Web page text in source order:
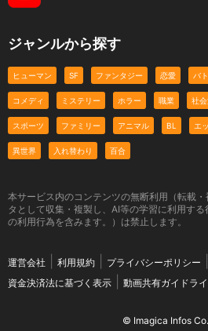
ジャンルから探す
ヒューマン SF ファンタジー 恋愛 バ
コメディ ミステリー ホラー 職業 社会
スポーツ ファミリー アニマル BL エ
異世界 入れ替わり 百合
本サービス内のコンテンツの無断利用（転載
タとして収集・複製し、AI等の学習に利用す
の利用行為を含みます。）は禁止します。
運営会社 利用規約 プライバシーポリシー
資金決済法に基づく表示
動画共有ガイドラ
© Imagica Infos